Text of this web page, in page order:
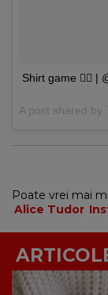
Shirt game 👌🏻 |
A post shared by
Poate vrei mai
Alice Tudor